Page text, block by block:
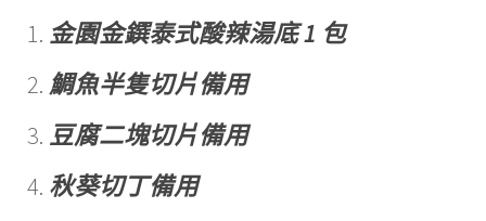
金園金鐉泰式酸辣湯底 1 包
鯛魚半隻切片備用
豆腐二塊切片備用
秋葵切丁備用